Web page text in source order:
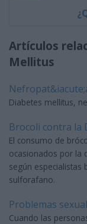
Artículos
Mellitus
Diabetes mellitus,
Brocoli contra la
El consumo de
ocasionados por la
según especialistas
sulforafano.
Problemas
Cuando las